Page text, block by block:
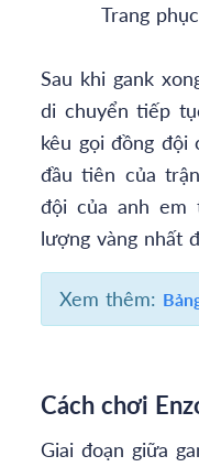
Trang phục
Sau khi gank
di chuyển tiếp
kêu gọi đồng
đầu tiên của
đội của anh em
lượng vàng nhất
Xem thêm:
Cách chơi
Giai đoạn giữa